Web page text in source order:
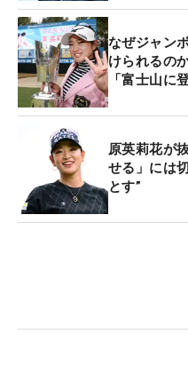
なぜジャン
けられるの
「富士山に
原英莉花が
せる」には
とす”